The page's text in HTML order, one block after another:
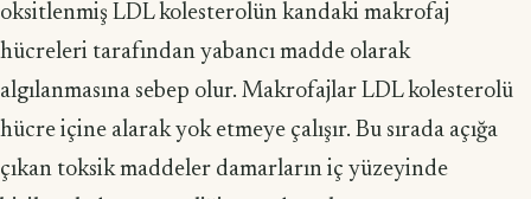
oksitlenmiş LDL kolesterolün kandaki makrofaj
hücreleri tarafından yabancı madde olarak
algılanmasına sebep olur. Makrofajlar LDL kolesterolü
hücre içine alarak yok etmeye çalışır. Bu sırada açığa
çıkan toksik maddeler damarların iç yüzeyinde